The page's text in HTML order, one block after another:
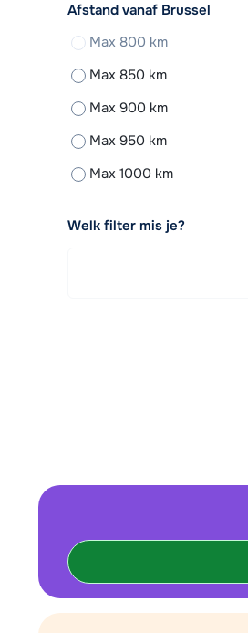
Afstand vanaf Brussel
Max 800 km
Max 850 km
Max 900 km
Max 950 km
Max 1000 km
Welk filter mis je?